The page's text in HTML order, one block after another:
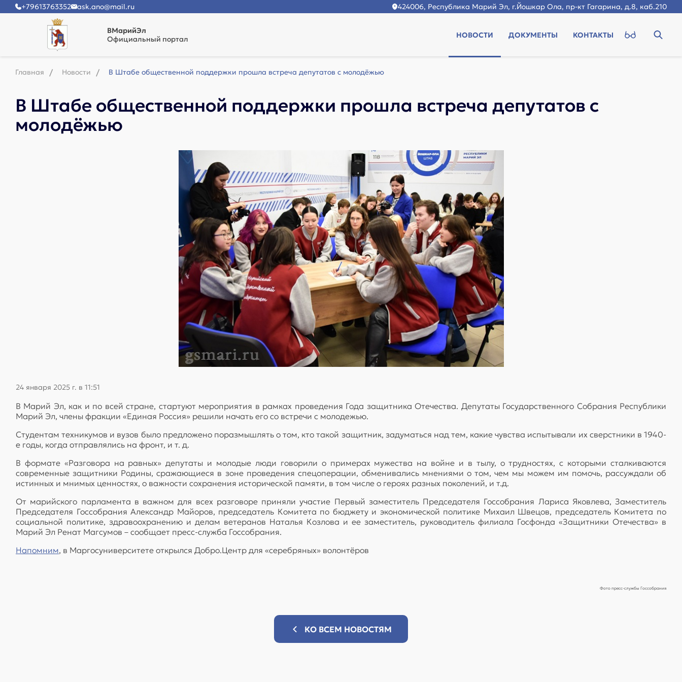
+79613763352 ask.ano@mail.ru 424006, Республика Марий Эл, г.Йошкар Ола, пр-кт Гагарина, д.8, каб.210
ВМарийЭл
Официальный портал
НОВОСТИ ДОКУМЕНТЫ КОНТАКТЫ
Главная Новости В Штабе общественной поддержки прошла встреча депутатов с молодёжью
В Штабе общественной поддержки прошла встреча депутатов с
молодёжью
24 января 2025 г. в 11:51
В Марий Эл, как и по всей стране, стартуют мероприятия в рамках проведения Года защитника Отечества. Депутаты Государственного Собрания Республики
Марий Эл, члены фракции «Единая Россия» решили начать его со встречи с молодежью.
Студентам техникумов и вузов было предложено поразмышлять о том, кто такой защитник, задуматься над тем, какие чувства испытывали их сверстники в 1940-
е годы, когда отправлялись на фронт, и т. д.
В формате «Разговора на равных» депутаты и молодые люди говорили о примерах мужества на войне и в тылу, о трудностях, с которыми сталкиваются
современные защитники Родины, сражающиеся в зоне проведения спецоперации, обменивались мнениями о том, чем мы можем им помочь, рассуждали об
истинных и мнимых ценностях, о важности сохранения исторической памяти, в том числе о героях разных поколений, и т.д.
От марийского парламента в важном для всех разговоре приняли участие Первый заместитель Председателя Госсобрания Лариса Яковлева, Заместитель
Председателя Госсобрания Александр Майоров, председатель Комитета по бюджету и экономической политике Михаил Швецов, председатель Комитета по
социальной политике, здравоохранению и делам ветеранов Наталья Козлова и ее заместитель, руководитель филиала Госфонда «Защитники Отечества» в
Марий Эл Ренат Магсумов – сообщает пресс-служба Госсобрания.
Напомним, в Маргосуниверситете открылся Добро.Центр для «серебряных» волонтёров
Фото пресс-службы Госсобрания
КО ВСЕМ НОВОСТЯМ